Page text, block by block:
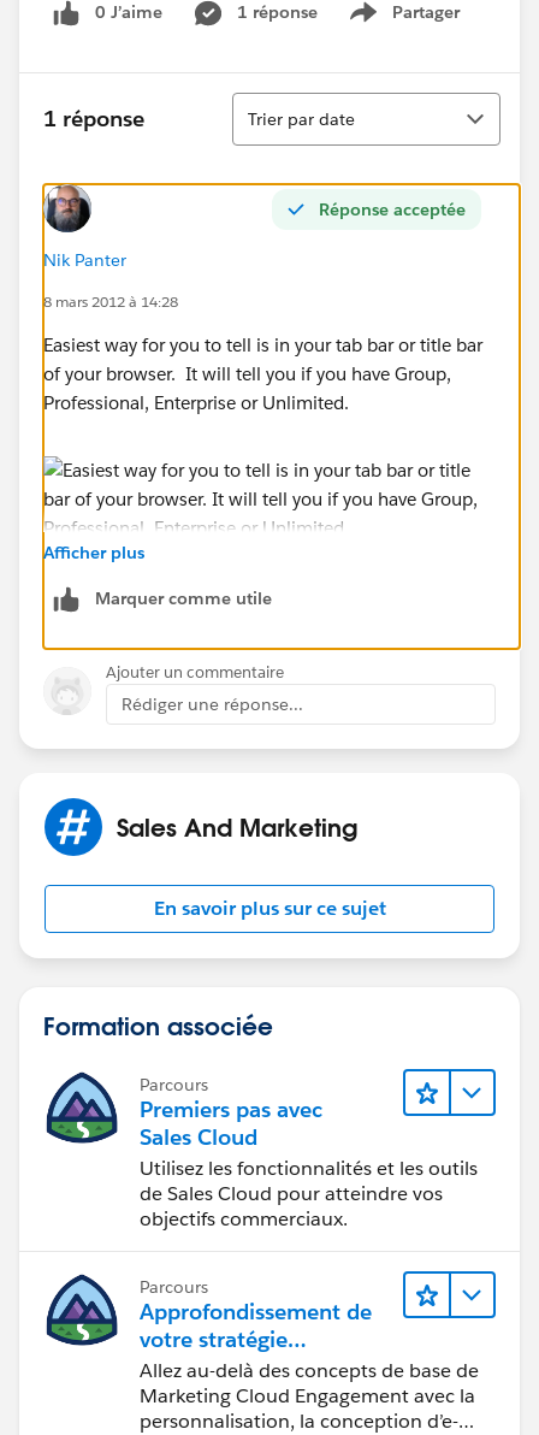
0 J’aime 1 réponse Partager
Show menu
1 réponse
Tri
Trier par date
Réponse acceptée
Nik Panter
8 mars 2012 à 14:28
Easiest way for you to tell is in your tab bar or title bar
of your browser. It will tell you if you have Group,
Professional, Enterprise or Unlimited.
Afficher plus
Marquer comme utile
Ajouter un commentaire
Rédiger une réponse...
Sales And Marketing
En savoir plus sur ce sujet
Formation associée
Parcours
Premiers pas avec
Sales Cloud
Utilisez les fonctionnalités et les outils
de Sales Cloud pour atteindre vos
objectifs commerciaux.
Parcours
Approfondissement de
votre stratégie
marketing
Allez au-delà des concepts de base de
Marketing Cloud Engagement avec la
personnalisation, la conception d’e-